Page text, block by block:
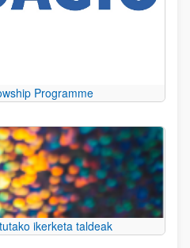
Programme
ikerketa taldeak